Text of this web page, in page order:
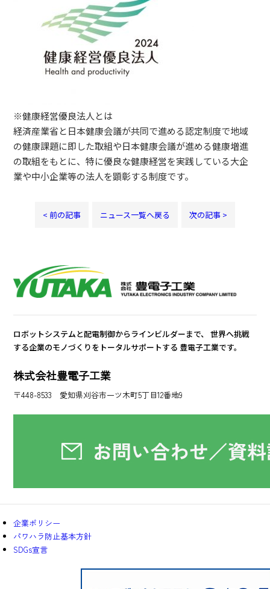
※健康経営優良法人とは
経済産業省と日本健康会議が共同で進める認定制度で地域
の健康課題に即した取組や日本健康会議が進める健康増進
の取組をもとに、特に優良な健康経営を実践している大企
業や中小企業等の法人を顕彰する制度です。
< 前の記事 ニュース一覧へ戻る 次の記事 >
ロボットシステムと配電制御からラインビルダーまで、 世界へ挑戦
する企業のモノづくりをトータルサポートする 豊電子工業です。
株式会社豊電子工業
〒448-8533 愛知県刈谷市一ツ木町5丁目12番地9
企業ポリシー
パワハラ防止基本方針
SDGs宣言